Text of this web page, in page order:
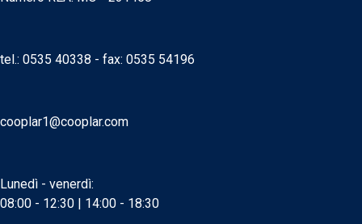
tel.: 0535 40338 - fax: 0535 54196
cooplar1@cooplar.com
Lunedì - venerdì:
08:00 - 12:30 | 14:00 - 18:30